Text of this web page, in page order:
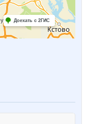
Доехать с 2ГИС